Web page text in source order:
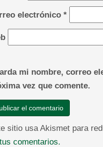
electrónico *
mi nombre, correo
vez que comente.
sitio usa Akismet para
comentarios.